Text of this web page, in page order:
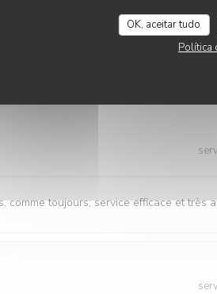
OK, aceitar tudo
Política
cuistots "pakistanais" font de très
comme toujours; service efficace et très